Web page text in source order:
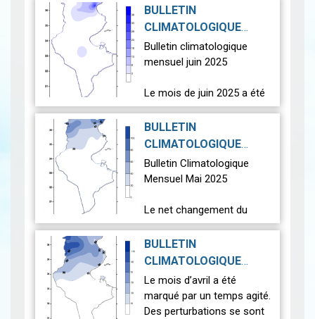
nationale (23 stations
principales), est supérieure
BULLETIN
CLIMATOLOGIQUE
MENSUEL JUIN 2025
2025-07-17
Bulletin climatologique
mensuel juin 2025
Le mois de juin 2025 a été
plus chaud que la normale.
La température moyenne
nationale (26 stations
°C, supé…
BULLETIN
CLIMATOLOGIQUE
MENSUEL MAI 2025|
2025-07-11
Bulletin Climatologique
Mensuel Mai 2025
Le net changement du
temps qui s'est opéré
pendant les mois
précédents a continué
Tunisie a retrouvé des
pluies… Lire
BULLETIN
CLIMATOLOGIQUE
MENSUEL AVRIL 2025
2025-05-19
Le mois d’avril a été
marqué par un temps agité.
Des perturbations se sont